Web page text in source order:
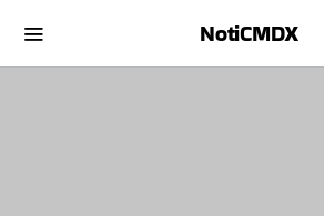
NotiCMDX